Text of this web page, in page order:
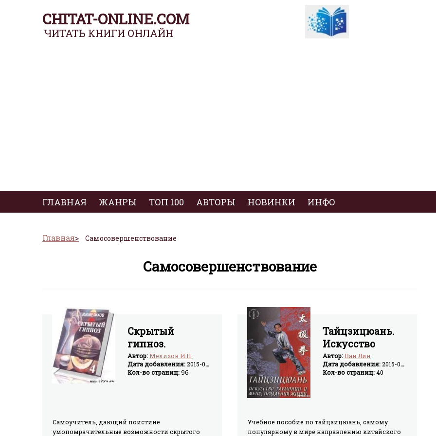
CHITAT-ONLINE.COM
ЧИТАТЬ КНИГИ ОНЛАЙН
ГЛАВНАЯ ЖАНРЫ ТОП 100 АВТОРЫ НОВИНКИ ИНФО
Главная Самосовершенствование
Самосовершенствование
Скрытый
гипноз.
Практическое
руководство
Автор:Мелихов И.Н.
Дата добавления:2015-03-17
Кол-во страниц:96
Самоучитель, дающий поистине
умопомрачительные возможности скрытого
Тайцзицюань.
Искусство
гармонии и
метод
Автор:Ван Лин
Дата добавления:2015-03-18
Кол-во страниц:40
Учебное пособие по тайцзицюань, самому
популярному в мире направлению китайского